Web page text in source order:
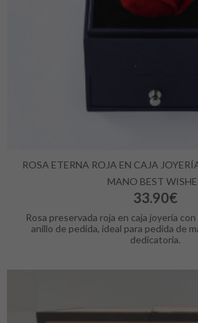
ROSA ETERNA ROJA EN CAJA
MANO BEST
33.90€
Rosa preservada roja en caja joyería
anillo de pedida, ideal para pedida de
dedicatoria.